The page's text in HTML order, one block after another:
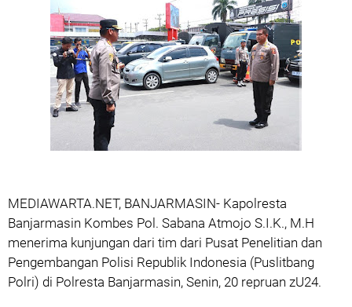
MEDIAWARTA.NET, BANJARMASIN- Kapolresta
Banjarmasin Kombes Pol. Sabana Atmojo S.I.K., M.H
menerima kunjungan dari tim dari Pusat Penelitian dan
Pengembangan Polisi Republik Indonesia (Puslitbang
Polri) di Polresta Banjarmasin, Senin, 20 repruan zU24.